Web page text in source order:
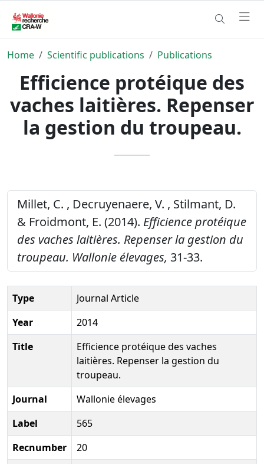
Home Scientific publications Publications
Efficience protéique des
vaches laitières. Repenser
la gestion du troupeau.
Millet, C. , Decruyenaere, V. , Stilmant, D.
& Froidmont, E. (2014). Efficience protéique
des vaches laitières. Repenser la gestion du
troupeau. Wallonie élevages, 31-33.
Type
Journal Article
Year
2014
Title
Efficience protéique des vaches
laitières. Repenser la gestion du
troupeau.
Journal
Wallonie élevages
Label
565
Recnumber
20